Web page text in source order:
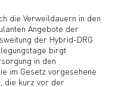
die Verweildauern in den
Angebote der
der Hybrid-DRG
birgt
in den
im Gesetz vorgesehene
die kurz vor der